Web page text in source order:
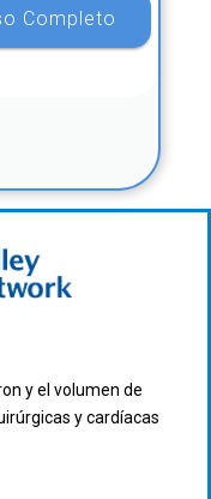
y el volumen de
y cardíacas